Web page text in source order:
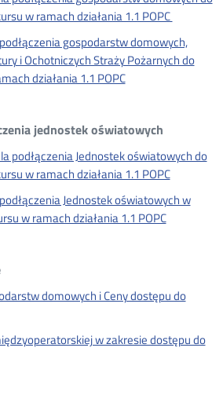
w ramach działania 1.1 POPC
gospodarstw domowych,
i Ochotniczych Straży Pożarnych do
działania 1.1 POPC
jednostek oświatowych
podłączenia Jednostek oświatowych do
w ramach działania 1.1 POPC
Jednostek oświatowych w
w ramach działania 1.1 POPC
domowych i Ceny dostępu do
w zakresie dostępu do